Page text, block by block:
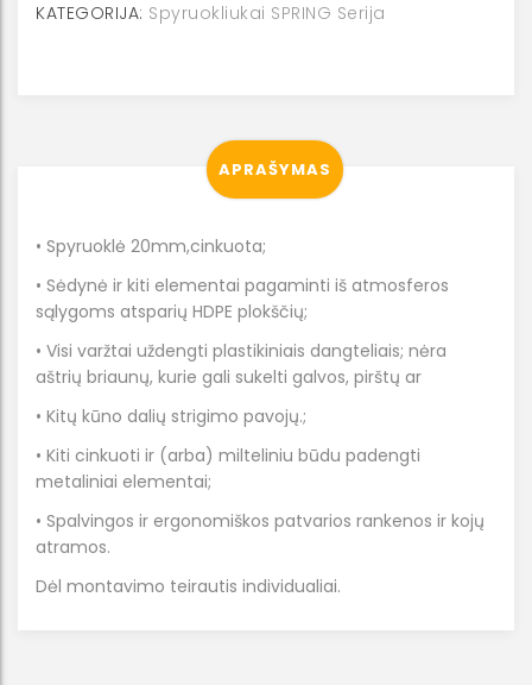
KATEGORIJA: Spyruokliukai SPRING Serija
APRAŠYMAS
• Spyruoklė 20mm,cinkuota;
• Sėdynė ir kiti elementai pagaminti iš atmosferos
sąlygoms atsparių HDPE plokščių;
• Visi varžtai uždengti plastikiniais dangteliais; nėra
aštrių briaunų, kurie gali sukelti galvos, pirštų ar
• Kitų kūno dalių strigimo pavojų.;
• Kiti cinkuoti ir (arba) milteliniu būdu padengti
metaliniai elementai;
• Spalvingos ir ergonomiškos patvarios rankenos ir kojų
atramos.
Dėl montavimo teirautis individualiai.